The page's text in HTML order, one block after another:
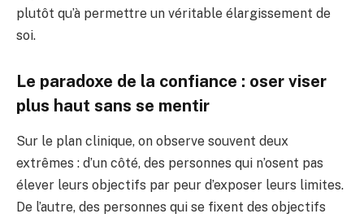
plutôt qu’à permettre un véritable élargissement de
soi.
Le paradoxe de la confiance : oser viser
plus haut sans se mentir
Sur le plan clinique, on observe souvent deux
extrêmes : d’un côté, des personnes qui n’osent pas
élever leurs objectifs par peur d’exposer leurs limites.
De l’autre, des personnes qui se fixent des objectifs